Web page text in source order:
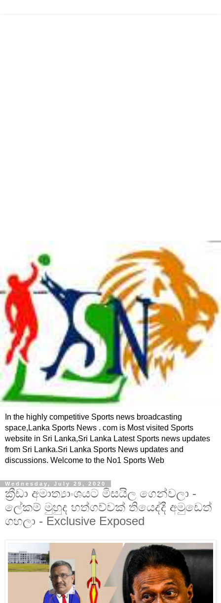
In the highly competitive Sports news broadcasting
space,Lanka Sports News . com is Most visited Sports
website in Sri Lanka,Sri Lanka Latest Sports news updates
from Sri Lanka.Sri Lanka Sports News updates and
discussions. Welcome to the No1 Sports Web
Wednesday, July 29, 2020
ක්‍රීඩා අමාත්‍යාංශයට මිසයිල ගෙන්වලා -
ලේකම් මුහුද හත්ගව්වක් තියෙද්දී අමුඩෙත්
ගහලා - Exclusive Exposed